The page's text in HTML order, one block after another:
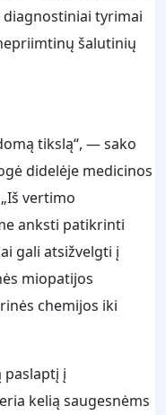
tyrimai
šalutinių
tikslą“, — sako
didelėje medicinos
vertimo
anksti patikrinti
gali atsižvelgti į
miopatijos
chemijos iki
paslaptį į
kelią saugesnėms